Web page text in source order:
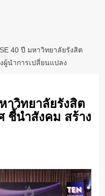
40 ปี มหาวิทยาลัยรังสิต
ผู้นำการเปลี่ยนแปลง
าวิทยาลัยรังสิต
ชี้นำสังคม สร้าง